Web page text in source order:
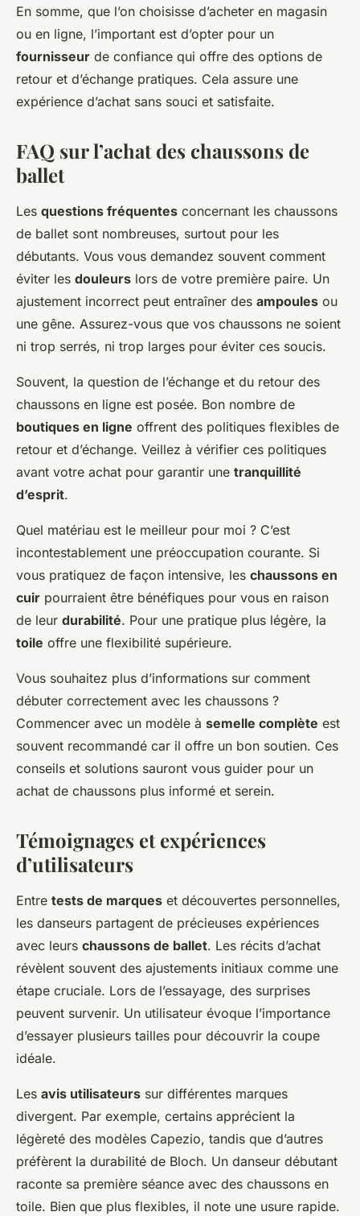
En somme, que l’on choisisse d’acheter en magasin
ou en ligne, l’important est d’opter pour un
fournisseur de confiance qui offre des options de
retour et d’échange pratiques. Cela assure une
expérience d’achat sans souci et satisfaite.
FAQ sur l’achat des chaussons de
ballet
Les questions fréquentes concernant les chaussons
de ballet sont nombreuses, surtout pour les
débutants. Vous vous demandez souvent comment
éviter les douleurs lors de votre première paire. Un
ajustement incorrect peut entraîner des ampoules ou
une gêne. Assurez-vous que vos chaussons ne soient
ni trop serrés, ni trop larges pour éviter ces soucis.
Souvent, la question de l’échange et du retour des
chaussons en ligne est posée. Bon nombre de
boutiques en ligne offrent des politiques flexibles de
retour et d’échange. Veillez à vérifier ces politiques
avant votre achat pour garantir une tranquillité
d’esprit.
Quel matériau est le meilleur pour moi ? C’est
incontestablement une préoccupation courante. Si
vous pratiquez de façon intensive, les chaussons en
cuir pourraient être bénéfiques pour vous en raison
de leur durabilité. Pour une pratique plus légère, la
toile offre une flexibilité supérieure.
Vous souhaitez plus d’informations sur comment
débuter correctement avec les chaussons ?
Commencer avec un modèle à semelle complète est
souvent recommandé car il offre un bon soutien. Ces
conseils et solutions sauront vous guider pour un
achat de chaussons plus informé et serein.
Témoignages et expériences
d’utilisateurs
Entre tests de marques et découvertes personnelles,
les danseurs partagent de précieuses expériences
avec leurs chaussons de ballet. Les récits d’achat
révèlent souvent des ajustements initiaux comme une
étape cruciale. Lors de l’essayage, des surprises
peuvent survenir. Un utilisateur évoque l’importance
d’essayer plusieurs tailles pour découvrir la coupe
idéale.
Les avis utilisateurs sur différentes marques
divergent. Par exemple, certains apprécient la
légèreté des modèles Capezio, tandis que d’autres
préfèrent la durabilité de Bloch. Un danseur débutant
raconte sa première séance avec des chaussons en
toile. Bien que plus flexibles, il note une usure rapide.